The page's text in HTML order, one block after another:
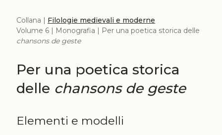
Collana | Filologie medievali e moderne
Volume 6 | Monografia | Per una poetica storica delle
chansons de geste
Per una poetica storica
delle chansons de geste
Elementi e modelli